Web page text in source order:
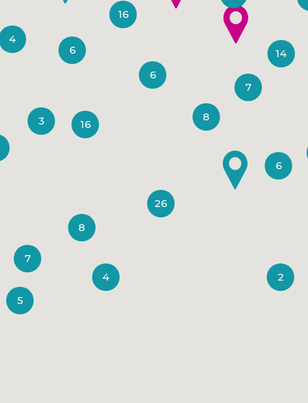
6
26
14
4
16
16
7
6
8
8
5
6
2
4
7
3